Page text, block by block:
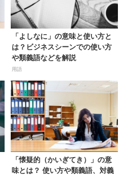
「よしなに」の意味と使い方と
は？ビジネスシーンでの使い方
や類義語などを解説
用語
「懐疑的（かいぎてき）」の意
味とは？ 使い方や類義語、対義